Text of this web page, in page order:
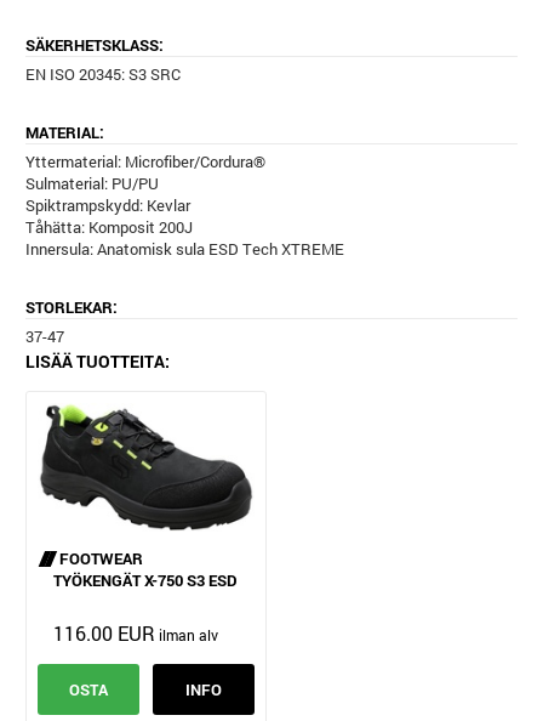
SÄKERHETSKLASS:
EN ISO 20345: S3 SRC
MATERIAL:
Yttermaterial: Microfiber/Cordura®
Sulmaterial: PU/PU
Spiktrampskydd: Kevlar
Tåhätta: Komposit 200J
Innersula: Anatomisk sula ESD Tech XTREME
STORLEKAR:
37-47
LISÄÄ TUOTTEITA:
FOOTWEAR
TYÖKENGÄT X-750 S3 ESD
116.00 EUR
OSTA INFO